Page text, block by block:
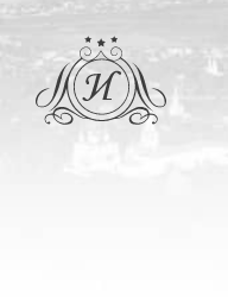
Праздники в
Свадьба в